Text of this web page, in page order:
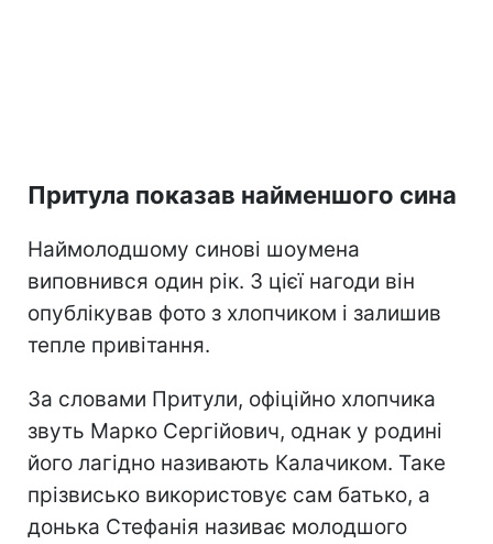
Притула показав найменшого сина
Наймолодшому синові шоумена
виповнився один рік. З цієї нагоди він
опублікував фото з хлопчиком і залишив
тепле привітання.
За словами Притули, офіційно хлопчика
звуть Марко Сергійович, однак у родині
його лагідно називають Калачиком. Таке
прізвисько використовує сам батько, а
донька Стефанія називає молодшого